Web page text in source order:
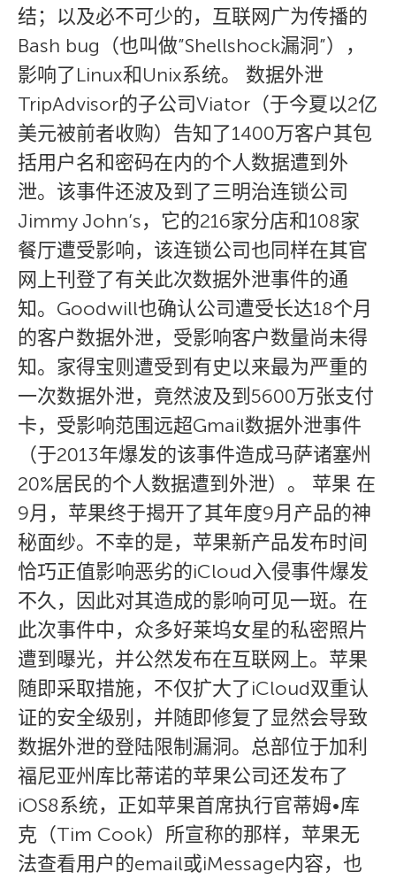
结；以及必不可少的，互联网广为传播的
Bash bug（也叫做”Shellshock漏洞”），
影响了Linux和Unix系统。 数据外泄
TripAdvisor的子公司Viator（于今夏以2亿
美元被前者收购）告知了1400万客户其包
括用户名和密码在内的个人数据遭到外
泄。该事件还波及到了三明治连锁公司
Jimmy John’s，它的216家分店和108家
餐厅遭受影响，该连锁公司也同样在其官
网上刊登了有关此次数据外泄事件的通
知。Goodwill也确认公司遭受长达18个月
的客户数据外泄，受影响客户数量尚未得
知。家得宝则遭受到有史以来最为严重的
一次数据外泄，竟然波及到5600万张支付
卡，受影响范围远超Gmail数据外泄事件
（于2013年爆发的该事件造成马萨诸塞州
20%居民的个人数据遭到外泄）。 苹果 在
9月，苹果终于揭开了其年度9月产品的神
秘面纱。不幸的是，苹果新产品发布时间
恰巧正值影响恶劣的iCloud入侵事件爆发
不久，因此对其造成的影响可见一斑。在
此次事件中，众多好莱坞女星的私密照片
遭到曝光，并公然发布在互联网上。苹果
随即采取措施，不仅扩大了iCloud双重认
证的安全级别，并随即修复了显然会导致
数据外泄的登陆限制漏洞。总部位于加利
福尼亚州库比蒂诺的苹果公司还发布了
iOS8系统，正如苹果首席执行官蒂姆•库
克（Tim Cook）所宣称的那样，苹果无
法查看用户的email或iMessage内容，也